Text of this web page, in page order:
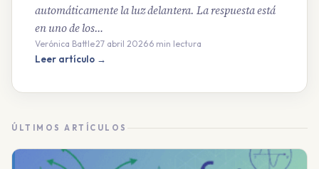
automáticamente la luz delantera. La respuesta está
en uno de los…
Verónica Battle·27 abril 2026·6 min lectura
Leer artículo →
ÚLTIMOS ARTÍCULOS